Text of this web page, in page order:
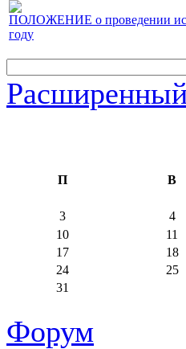
ПОЛОЖЕНИЕ о проведении
году
П В
3 4
10
11
17
18
24
25
31
Форум